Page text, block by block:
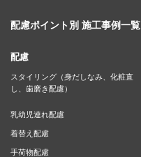
配慮ポイント別 施工事例一覧
配慮
スタイリング（身だしなみ、化粧直
し、歯磨き配慮）
乳幼児連れ配慮
着替え配慮
手荷物配慮